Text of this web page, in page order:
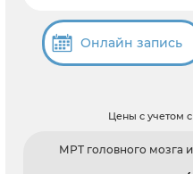
Онлайн запись
Цены с учетом
МРТ головного мозга